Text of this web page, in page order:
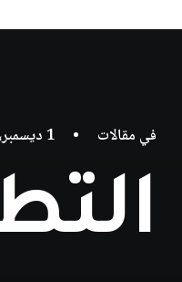
في مقالات • 1 ديسمبر، 2018